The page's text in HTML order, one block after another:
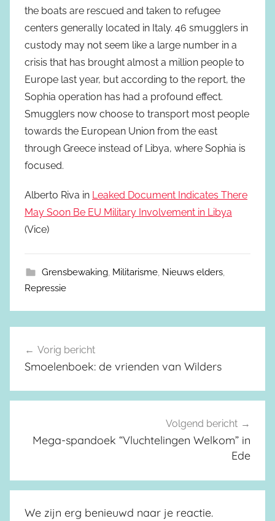
the boats are rescued and taken to refugee
centers generally located in Italy. 46 smugglers in
custody may not seem like a large number in a
crisis that has brought almost a million people to
Europe last year, but according to the report, the
Sophia operation has had a profound effect.
Smugglers now choose to transport most people
towards the European Union from the east
through Greece instead of Libya, where Sophia is
focused.
Alberto Riva in Leaked Document Indicates There
May Soon Be EU Military Involvement in Libya
(Vice)
Grensbewaking, Militarisme, Nieuws elders,
Repressie
Berichtnavigatie
Vorig bericht
Smoelenboek: de vrienden van Wilders
Volgend bericht
Mega-spandoek “Vluchtelingen Welkom” in
Ede
We zijn erg benieuwd naar je reactie.